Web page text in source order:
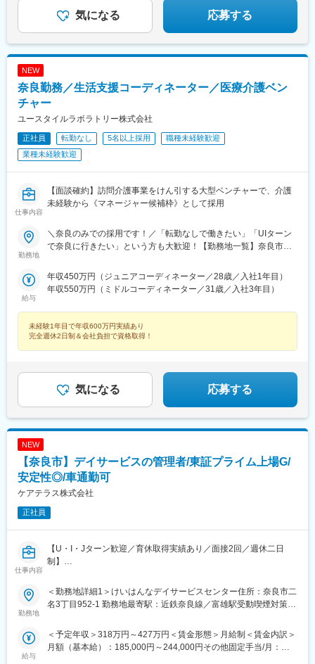
気になる 応募する
NEW
奈良勤務／生活支援コーディネーター／医療介護ベン
チャー
ユースタイルラボラトリー株式会社
正社員 転勤なし 5名以上採用
職種未経験歓迎
業種未経験歓迎
仕事内容
【面談確約】訪問介護事業をけん引する大型ベンチャーで、介護
未経験から《マネージャー候補枠》として採用
勤務地
＼奈良のみでの採用です！／「転勤なしで働きたい」「UIターン
で奈良に行きたい」という方も大歓迎！【勤務地一覧】奈良市、
駒市、香芝市、平群町、三郷町、斑鳩町、安堵町、川西町、三宅
町、田原本町、上牧町、王寺町、広陵町、河合町、葛城市※希望勤
務地を踏まえて配属決定します※受動喫煙対策あり＝＝＝☆将来的
住支援あり（規定有）・UIターン転勤希望者への年間の支援あり
（規定有）☆マイカー通勤手当あり（1回200円）
給与
年収450万円（ジュニアコーディネーター／28歳／入社1年目）
年収550万円（ミドルコーディネーター／31歳／入社3年目）
未経験1年目で年収600万円実績あり
完全週休2日制＆会社負担で資格取得！
気になる 応募する
NEW
【奈良市】デイサービスの管理者/東証プライム上場G/
安定性◎/車通勤可
ケアテラス株式会社
正社員
仕事内容
【U・I・Jターン歓迎／育休取得実績あり／面接2回／週休二日
制】
業所の運営管理をご担当いただきます。
■主な業務内容：
・事業所従業員管理
・事業所従業員の育成、指導
勤務地
＜勤務地詳細1＞けいはんなデイサービスセンター住所：奈良市二
名3丁目952-1 勤務地最寄駅：近鉄奈良線／富雄駅受動喫煙対策：
山町住所：奈良市中山町2番1 勤務地最寄駅：近鉄奈良線／大和西
大寺駅受動喫煙対策：屋内全面禁煙＜勤務地詳細3＞デイサービス
和住所：奈良市中山町西3-204-1 勤務地最寄駅：近鉄奈良線／学
給与
＜予定年収＞318万円～427万円＜賃金形態＞月給制＜賃金内訳＞
月額（基本給）：185,000円～244,000円その他固定手当/月：